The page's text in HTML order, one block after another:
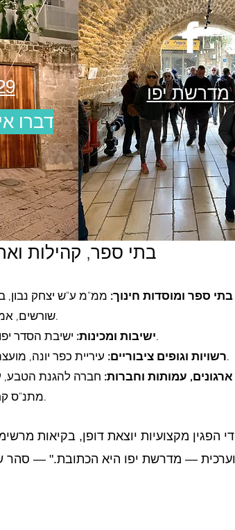
דברו
מדרשת יפו
בתי ספר, קהילות
בתי ספר ומוסדות חינוך: ממ"מ ע"ש יצחק נבון,
שורשים, אמית/עקיבא, אולפנית מבשרת.
ישיבות ומכינות:ישיבת הסדר יפו, ישיבת אוהל שלמה, איגוד המכינות, מכון גיור עמי.
רשויות וגופים ציבוריים:עיריית כפר יונה, מועצה אזורית הר חברון, מועצה מקומית קרית ארבע, מרכז מורשת בגין.
ארגונים, עמותות וחברות: חברה להגנת הטבע,
מתנ"ס קרית משה, מועדוני גמלאים.